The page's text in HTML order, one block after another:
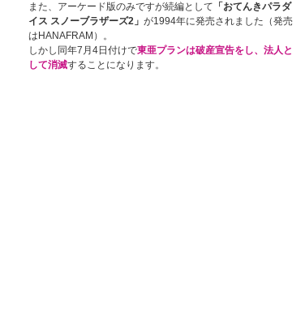
また、アーケード版のみですが続編として 「おてんきパラダ
イス スノーブラザーズ2」 が1994年に発売されました（発売
はHANAFRAM）。
しかし同年7月4日付けで東亜プランは破産宣告をし、法人と
して消滅することになります。